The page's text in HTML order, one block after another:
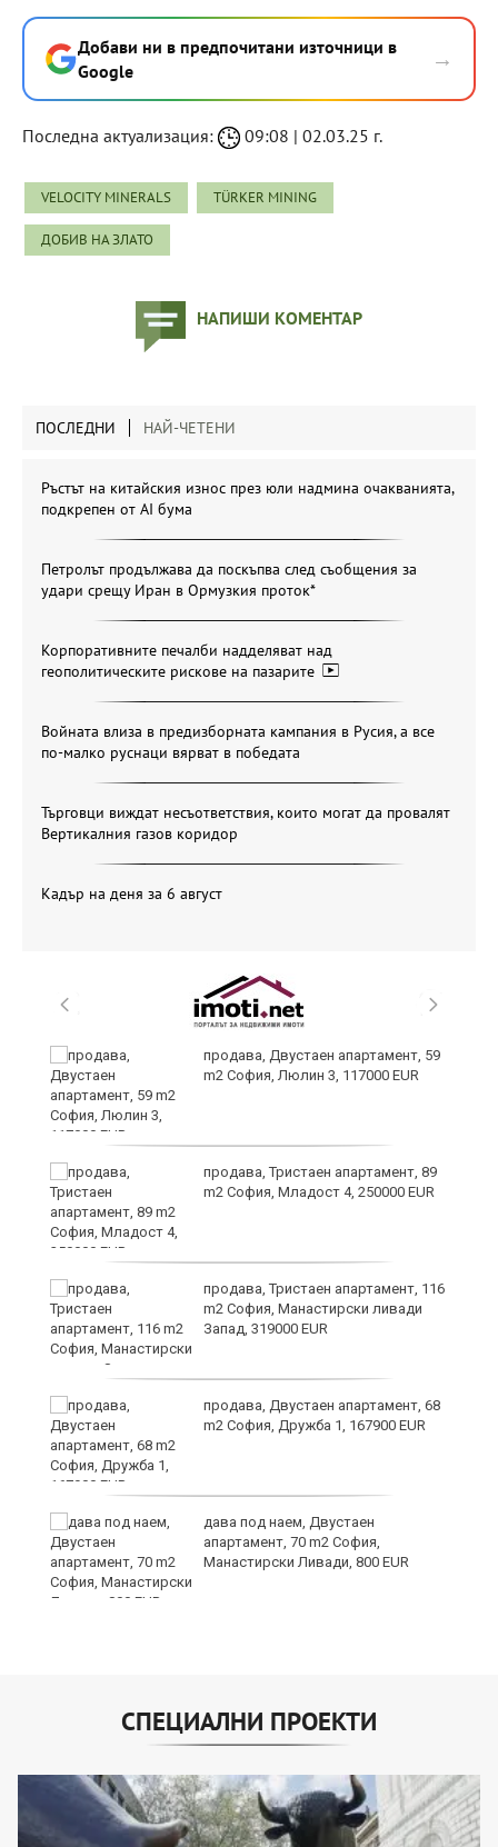
Добави ни в предпочитани източници в
Google
→
Последна актуализация: 09:08 | 02.03.25 г.
VELOCITY MINERALS TÜRKER MINING
ДОБИВ НА ЗЛАТО
НАПИШИ КОМЕНТАР
ПОСЛЕДНИ НАЙ-ЧЕТЕНИ
Ръстът на китайския износ през юли надмина очакванията,
подкрепен от AI бума
Петролът продължава да поскъпва след съобщения за
удари срещу Иран в Ормузкия проток*
Корпоративните печалби надделяват над
геополитическите рискове на пазарите
Войната влиза в предизборната кампания в Русия, а все
по-малко руснаци вярват в победата
Търговци виждат несъответствия, които могат да провалят
Вертикалния газов коридор
Кадър на деня за 6 август
продава, Двустаен апартамент, 59
m2 София, Люлин 3, 117000 EUR
продава, Тристаен апартамент, 89
m2 София, Младост 4, 250000 EUR
продава, Тристаен апартамент, 116
m2 София, Манастирски ливади
Запад, 319000 EUR
продава, Двустаен апартамент, 68
m2 София, Дружба 1, 167900 EUR
дава под наем, Двустаен
апартамент, 70 m2 София,
Манастирски Ливади, 800 EUR
СПЕЦИАЛНИ ПРОЕКТИ